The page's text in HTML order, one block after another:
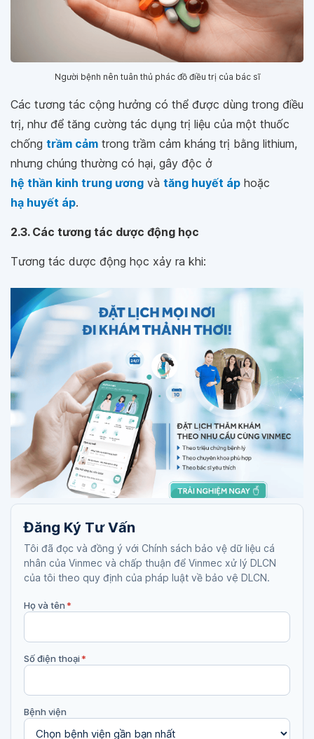
Người bệnh nên tuân thủ phác đồ điều trị của bác sĩ
Các tương tác cộng hưởng có thể được dùng trong điều
trị, như để tăng cường tác dụng trị liệu của một thuốc
chống trầm cảm trong trầm cảm kháng trị bằng lithium,
nhưng chúng thường có hại, gây độc ở
hệ thần kinh trung ương và tăng huyết áp hoặc
hạ huyết áp.
2.3. Các tương tác dược động học
Tương tác dược động học xảy ra khi:
Đăng Ký Tư Vấn
Tôi đã đọc và đồng ý với Chính sách bảo vệ dữ liệu cá
nhân của Vinmec và chấp thuận để Vinmec xử lý DLCN
của tôi theo quy định của pháp luật về bảo vệ DLCN.
Họ và tên*
Số điện thoại*
Bệnh viện